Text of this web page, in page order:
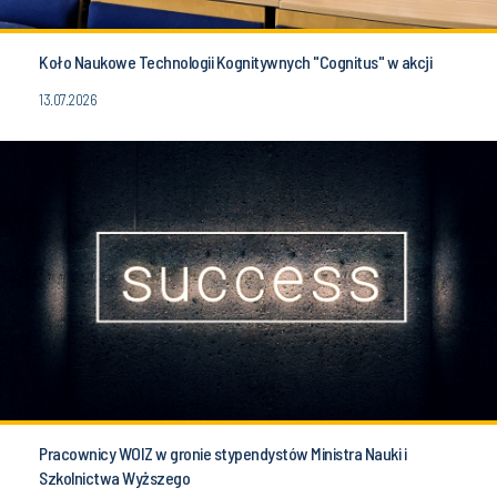
Koło Naukowe Technologii Kognitywnych "Cognitus" w akcji
13.07.2026
Pracownicy WOIZ w gronie stypendystów Ministra Nauki i
Szkolnictwa Wyższego